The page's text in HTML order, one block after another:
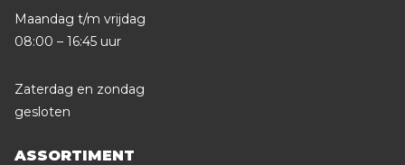
Maandag t/m vrijdag
08:00 – 16:45 uur
Zaterdag en zondag
gesloten
ASSORTIMENT